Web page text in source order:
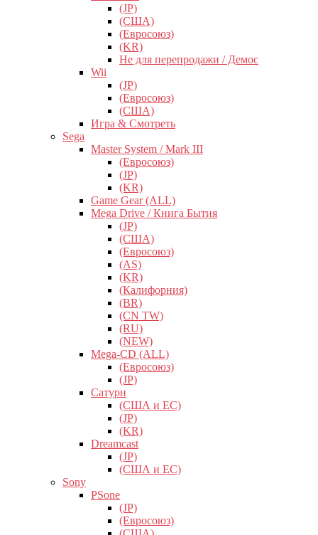
(JP)
(США)
(Евросоюз)
(KR)
Не для перепродажи / Демос
Wii
(JP)
(Евросоюз)
(США)
Игра & Смотреть
Sega
Master System / Mark III
(Евросоюз)
(JP)
(KR)
Game Gear (ALL)
Mega Drive / Книга Бытия
(JP)
(США)
(Евросоюз)
(AS)
(KR)
(Калифорния)
(BR)
(CN TW)
(RU)
(NEW)
Mega-CD (ALL)
(Евросоюз)
(JP)
Сатурн
(США и ЕС)
(JP)
(KR)
Dreamcast
(JP)
(США и ЕС)
Sony
PSone
(JP)
(Евросоюз)